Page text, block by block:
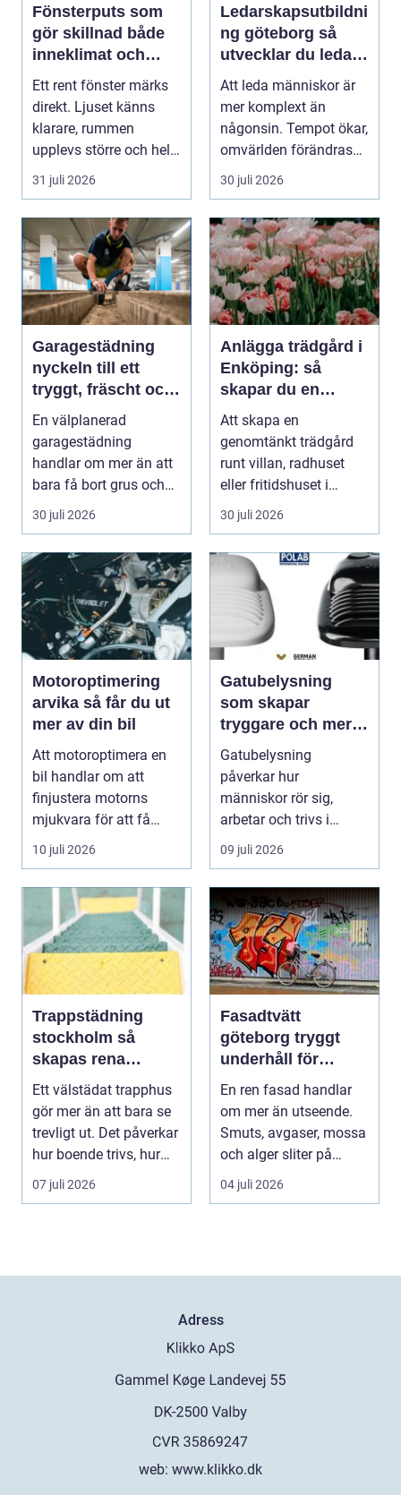
Fönsterputs som
gör skillnad både
inneklimat och
utsikt
Ett rent fönster märks
direkt. Ljuset känns
klarare, rummen
upplevs större och hela
hemmet eller kon...
31 juli 2026
Ledarskapsutbildni
ng göteborg så
utvecklar du ledare
som håller i
längden
Att leda människor är
mer komplext än
någonsin. Tempot ökar,
omvärlden förändras
snabbt och medarbet...
30 juli 2026
Garagestädning
nyckeln till ett
tryggt, fräscht och
hållbart garage
En välplanerad
garagestädning
handlar om mer än att
bara få bort grus och
damm från golvet.
Rena gar...
30 juli 2026
Anlägga trädgård i
Enköping: så
skapar du en
hållbar och
harmonisk utemiljö
Att skapa en
genomtänkt trädgård
runt villan, radhuset
eller fritidshuset i
Enkö...
30 juli 2026
Motoroptimering
arvika så får du ut
mer av din bil
Att motoroptimera en
bil handlar om att
finjustera motorns
mjukvara för att få
bättre respons, mer k...
10 juli 2026
Gatubelysning
som skapar
tryggare och mer
hållbara miljöer
Gatubelysning
påverkar hur
människor rör sig,
arbetar och trivs i
städer och samhällen.
Bra belysnin...
09 juli 2026
Trappstädning
stockholm så
skapas rena
trapphus som
håller över tid
Ett välstädat trapphus
gör mer än att bara se
trevligt ut. Det påverkar
hur boende trivs, hur
besöka...
07 juli 2026
Fasadtvätt
göteborg tryggt
underhåll för
hållbara fasader
En ren fasad handlar
om mer än utseende.
Smuts, avgaser, mossa
och alger sliter på
materialen och ka...
04 juli 2026
Adress
web: www.klikko.dk